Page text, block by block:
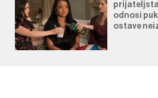
odnosi
ostave